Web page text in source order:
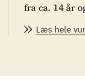
fra ca. 14 år
ikon for
ensomme
Læs hele